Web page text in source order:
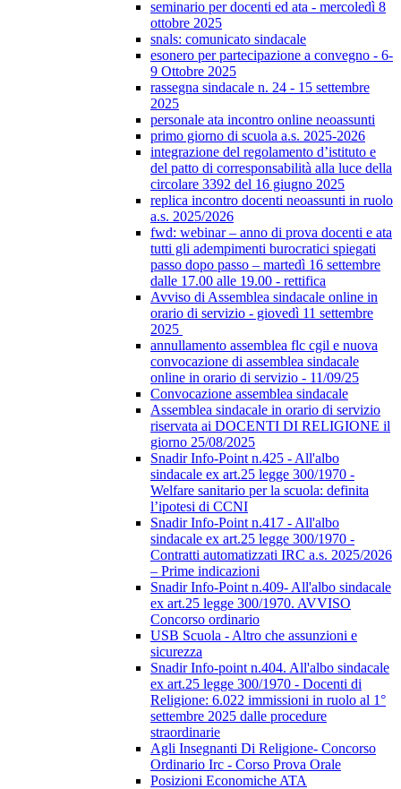
seminario per docenti ed ata - mercoledì 8
ottobre 2025
snals: comunicato sindacale
esonero per partecipazione a convegno - 6-
9 Ottobre 2025
rassegna sindacale n. 24 - 15 settembre
2025
personale ata incontro online neoassunti
primo giorno di scuola a.s. 2025-2026
integrazione del regolamento d’istituto e
del patto di corresponsabilità alla luce della
circolare 3392 del 16 giugno 2025
replica incontro docenti neoassunti in ruolo
a.s. 2025/2026
fwd: webinar – anno di prova docenti e ata
tutti gli adempimenti burocratici spiegati
passo dopo passo – martedì 16 settembre
dalle 17.00 alle 19.00 - rettifica
Avviso di Assemblea sindacale online in
orario di servizio - giovedì 11 settembre
2025
annullamento assemblea flc cgil e nuova
convocazione di assemblea sindacale
online in orario di servizio - 11/09/25
Convocazione assemblea sindacale
Assemblea sindacale in orario di servizio
riservata ai DOCENTI DI RELIGIONE il
giorno 25/08/2025
Snadir Info-Point n.425 - All'albo
sindacale ex art.25 legge 300/1970 -
Welfare sanitario per la scuola: definita
l’ipotesi di CCNI
Snadir Info-Point n.417 - All'albo
sindacale ex art.25 legge 300/1970 -
Contratti automatizzati IRC a.s. 2025/2026
– Prime indicazioni
Snadir Info-Point n.409- All'albo sindacale
ex art.25 legge 300/1970. AVVISO
Concorso ordinario
USB Scuola - Altro che assunzioni e
sicurezza
Snadir Info-point n.404. All'albo sindacale
ex art.25 legge 300/1970 - Docenti di
Religione: 6.022 immissioni in ruolo al 1°
settembre 2025 dalle procedure
straordinarie
Agli Insegnanti Di Religione- Concorso
Ordinario Irc - Corso Prova Orale
Posizioni Economiche ATA